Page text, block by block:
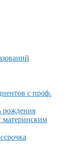
с проф.
рождения
материнским